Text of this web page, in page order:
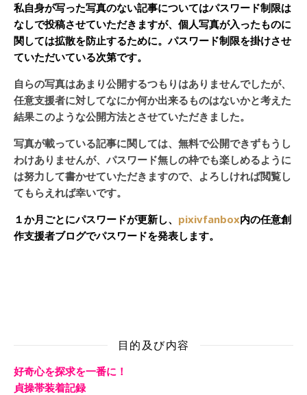
私自身が写った写真のない記事についてはパスワード制限は
なしで投稿させていただきますが、個人写真が入ったものに
関しては拡散を防止するために。パスワード制限を掛けさせ
ていただいている次第です。
自らの写真はあまり公開するつもりはありませんでしたが、
任意支援者に対してなにか何か出来るものはないかと考えた
結果このような公開方法とさせていただきました。
写真が載っている記事に関しては、無料で公開できずもうし
わけありませんが、パスワード無しの枠でも楽しめるように
は努力して書かせていただきますので、よろしければ閲覧し
てもらえれば幸いです。
１か月ごとにパスワードが更新し、 pixivfanbox内の任意創
作支援者ブログでパスワードを発表します。
目的及び内容
好奇心を探求を一番に！
貞操帯装着記録